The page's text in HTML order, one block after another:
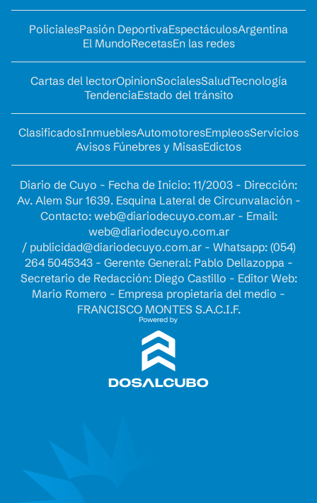
PolicialesPasión DeportivaEspectáculosArgentina
El MundoRecetasEn las redes
Cartas del lectorOpinionSocialesSaludTecnología
TendenciaEstado del tránsito
ClasificadosInmueblesAutomotoresEmpleosServicios
Avisos Fúnebres y MisasEdictos
Diario de Cuyo - Fecha de Inicio: 11/2003 - Dirección:
Av. Alem Sur 1639. Esquina Lateral de Circunvalación -
Contacto: web@diariodecuyo.com.ar- Email:
web@diariodecuyo.com.ar
/ publicidad@diariodecuyo.com.ar- Whatsapp: (054)
264 5045343 - Gerente General: Pablo Dellazoppa -
Secretario de Redacción: Diego Castillo - Editor Web:
Mario Romero - Empresa propietaria del medio -
FRANCISCO MONTES S.A.C.I.F.